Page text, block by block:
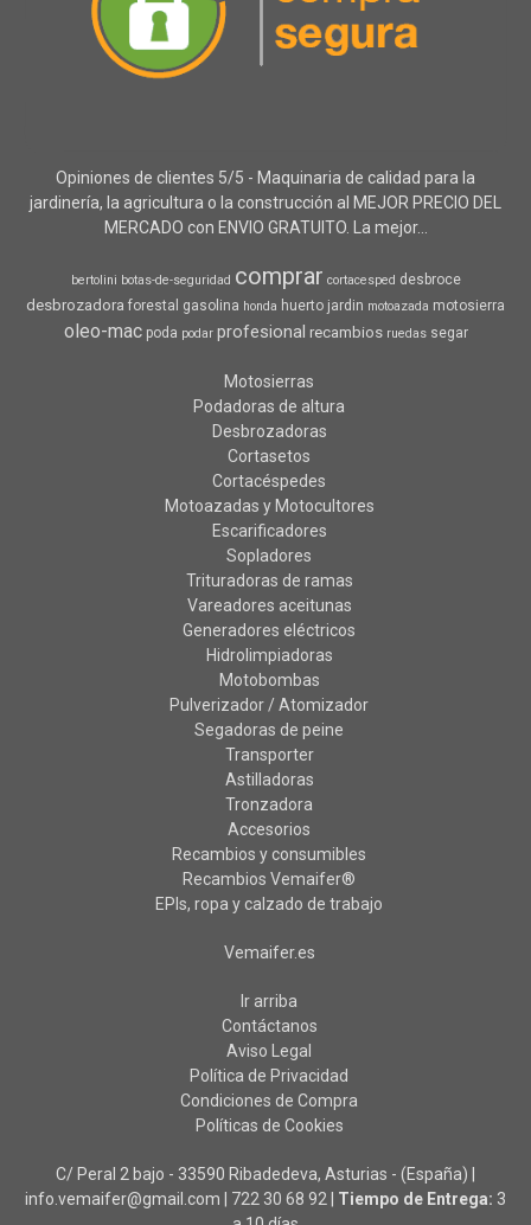
Opiniones de clientes 5/5 - Maquinaria de calidad para la
jardinería, la agricultura o la construcción al MEJOR PRECIO DEL
MERCADO con ENVIO GRATUITO. La mejor...
bertolini botas-de-seguridad comprar cortacesped desbroce
desbrozadora forestal gasolina honda huerto jardin motoazada motosierra
oleo-mac poda podar profesional recambios ruedas segar
Motosierras
Podadoras de altura
Desbrozadoras
Cortasetos
Cortacéspedes
Motoazadas y Motocultores
Escarificadores
Sopladores
Trituradoras de ramas
Vareadores aceitunas
Generadores eléctricos
Hidrolimpiadoras
Motobombas
Pulverizador / Atomizador
Segadoras de peine
Transporter
Astilladoras
Tronzadora
Accesorios
Recambios y consumibles
Recambios Vemaifer®
EPIs, ropa y calzado de trabajo
Vemaifer.es
Ir arriba
Contáctanos
Aviso Legal
Política de Privacidad
Condiciones de Compra
Políticas de Cookies
C/ Peral 2 bajo - 33590 Ribadedeva, Asturias - (España) |
info.vemaifer@gmail.com | 722 30 68 92 Tiempo de Entrega: 3